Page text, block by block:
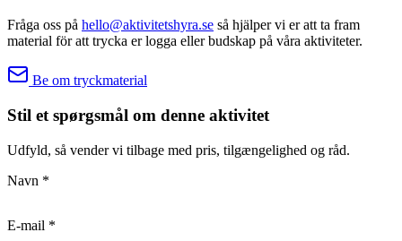
Fråga oss på hello@aktivitetshyra.se så hjälper vi er att ta fram
material för att trycka er logga eller budskap på våra aktiviteter.
Be om tryckmaterial
Stil et spørgsmål om denne aktivitet
Udfyld, så vender vi tilbage med pris, tilgængelighed og råd.
Navn *
E-mail *